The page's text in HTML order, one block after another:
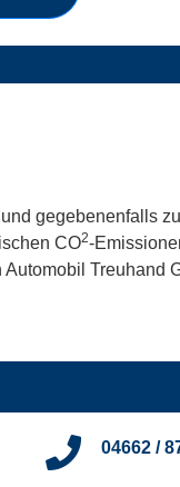
gegebenenfalls
CO2-
Treuhand
04662 /